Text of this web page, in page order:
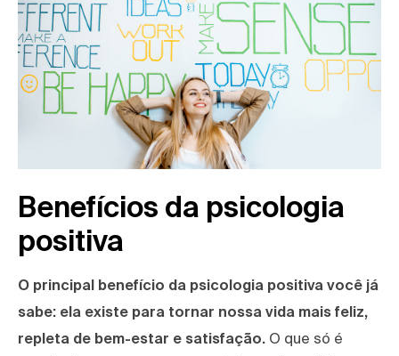
Benefícios da psicologia
positiva
O principal benefício da psicologia positiva você já
sabe: ela existe para tornar nossa vida mais feliz,
repleta de bem-estar e satisfação. O que só é